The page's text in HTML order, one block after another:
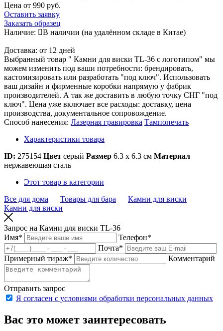
Цена от 990 руб.
Оставить заявку
Заказать образец
Наличие:
В наличии (на удалённом складе в Китае)
Доставка: от 12 дней
Выбранный товар " Камни для виски TL-36 с логотипом" мы
можем изменить под ваши потребности: брендировать,
кастомизировать или разработать "под ключ". Использовать
ваш дизайн и фирменные коробки напрямую у фабрик
производителей. А так же доставить в любую точку СНГ "под
ключ". Цена уже включает все расходы: доставку, цена
производства, документальное сопровождение.
Способ нанесения: Лазерная гравировка Тампопечать
Характеристики товара
ID: 275154 Цвет серый Размер 6.3 х 6.3 см Материал
нержавеющая сталь
Этот товар в категории
Все для дома
Товары для бара
Камни для виски
Камни для виски
Запрос на Камни для виски TL-36
Имя* Телефон*
Почта*
Примерный тираж* Комментарий
Отправить запрос
Я согласен с условиями обработки персональных данных
Вас это может заинтересовать